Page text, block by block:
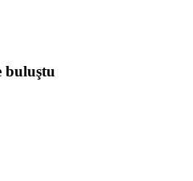
buluştu